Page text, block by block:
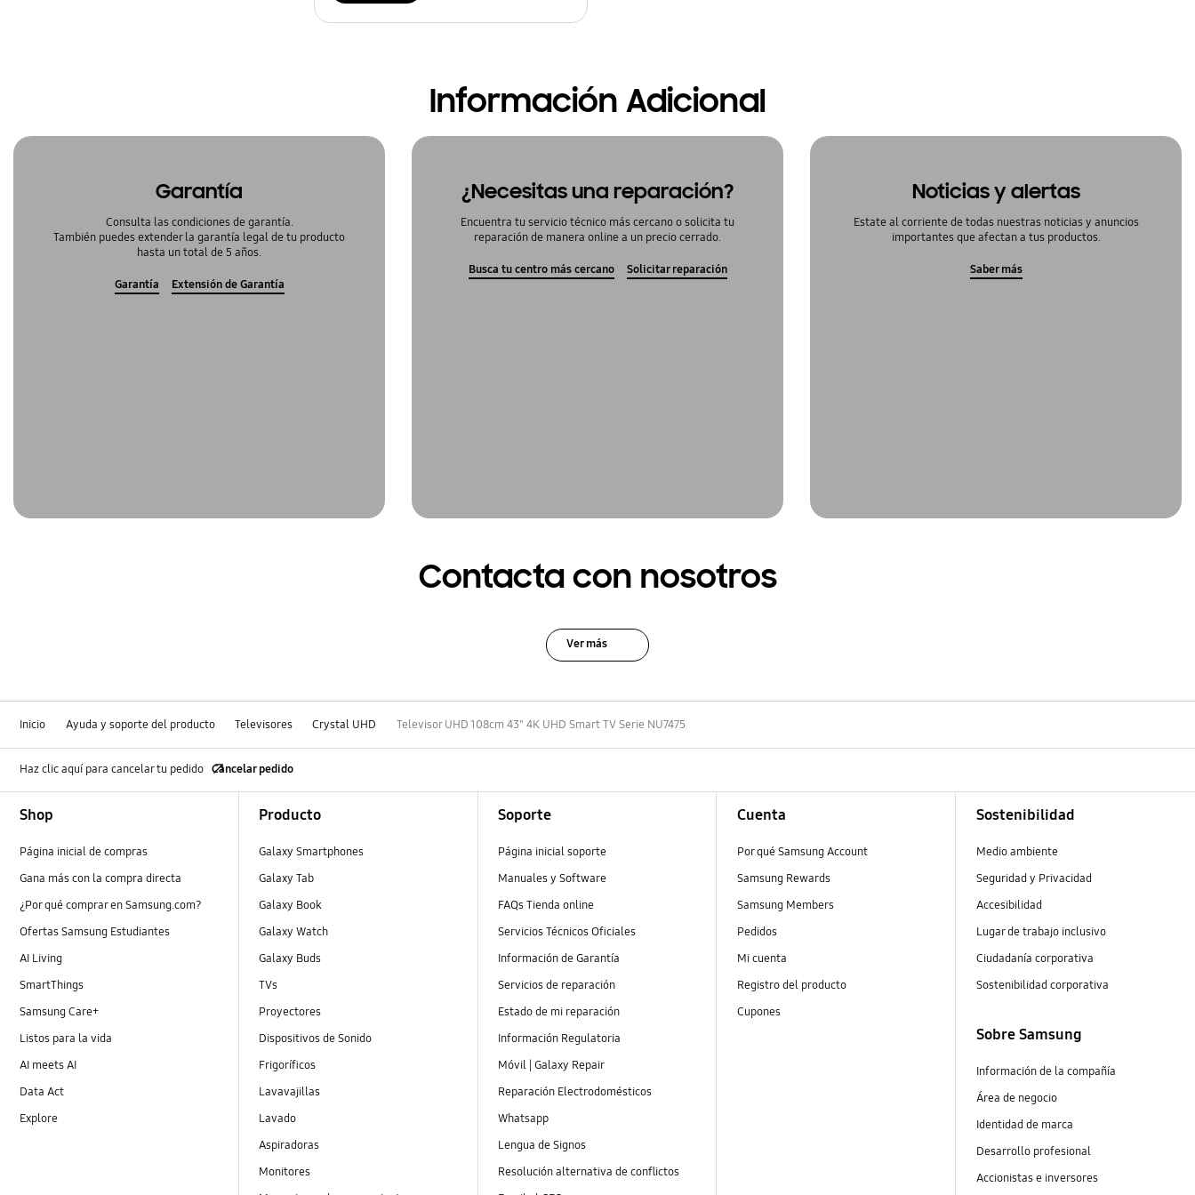
Información Adicional
Garantía
Consulta las condiciones de garantía.
También puedes extender la garantía legal de tu producto
hasta un total de 5 años.
Garantía Extensión de Garantía
¿Necesitas una reparación?
Encuentra tu servicio técnico más cercano o solicita tu
reparación de manera online a un precio cerrado.
Busca tu centro más cercano Solicitar reparación
Noticias y alertas
Estate al corriente de todas nuestras noticias y anuncios
importantes que afectan a tus productos.
Saber más
Contacta con nosotros
Ver más
Inicio Ayuda y soporte del producto Televisores Crystal UHD Televisor UHD 108cm 43" 4K UHD Smart TV Serie NU7475
Haz clic aquí para cancelar tu pedido Cancelar pedido
Shop
Página inicial de compras
Gana más con la compra directa
¿Por qué comprar en Samsung.com?
Ofertas Samsung Estudiantes
AI Living
SmartThings
Samsung Care+
Listos para la vida
AI meets AI
Data Act
Explore
Producto
Galaxy Smartphones
Galaxy Tab
Galaxy Book
Galaxy Watch
Galaxy Buds
TVs
Proyectores
Dispositivos de Sonido
Frigoríficos
Lavavajillas
Lavado
Aspiradoras
Monitores
Soporte
Página inicial soporte
Manuales y Software
FAQs Tienda online
Servicios Técnicos Oficiales
Información de Garantía
Servicios de reparación
Estado de mi reparación
Información Regulatoria
Móvil | Galaxy Repair
Reparación Electrodomésticos
Whatsapp
Lengua de Signos
Resolución alternativa de conflictos
Cuenta
Por qué Samsung Account
Samsung Rewards
Samsung Members
Pedidos
Mi cuenta
Registro del producto
Cupones
Sostenibilidad
Medio ambiente
Seguridad y Privacidad
Accesibilidad
Lugar de trabajo inclusivo
Ciudadanía corporativa
Sostenibilidad corporativa
Sobre Samsung
Información de la compañía
Área de negocio
Identidad de marca
Desarrollo profesional
Accionistas e inversores